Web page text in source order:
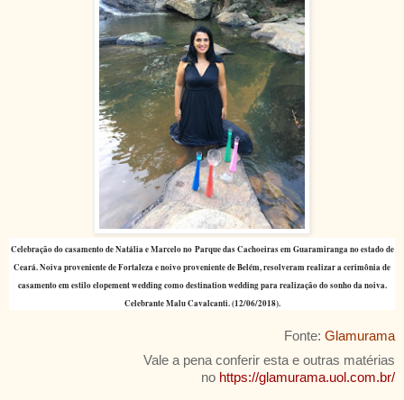
Celebração do casamento de Natália e Marcelo no Parque das Cachoeiras em Guaramiranga no estado de
Ceará. Noiva proveniente de Fortaleza e noivo proveniente de Belém, resolveram realizar a cerimônia de
casamento em estilo elopement wedding como destination wedding para realização do sonho da noiva.
Celebrante Malu Cavalcanti. (12/06/2018).
Fonte: Glamurama
Vale a pena conferir esta e outras matérias
no https://glamurama.uol.com.br/